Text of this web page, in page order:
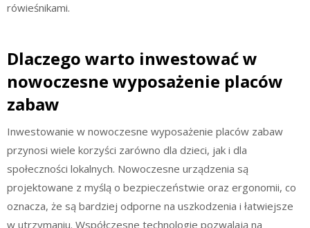
rówieśnikami.
Dlaczego warto inwestować w
nowoczesne wyposażenie placów
zabaw
Inwestowanie w nowoczesne wyposażenie placów zabaw
przynosi wiele korzyści zarówno dla dzieci, jak i dla
społeczności lokalnych. Nowoczesne urządzenia są
projektowane z myślą o bezpieczeństwie oraz ergonomii, co
oznacza, że są bardziej odporne na uszkodzenia i łatwiejsze
w utrzymaniu. Współczesne technologie pozwalają na